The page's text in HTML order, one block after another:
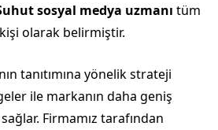
sosyal medya uzmanı tüm
olarak belirmiştir.
tanıtımına yönelik strateji
ile markanın daha geniş
Firmamız tarafından